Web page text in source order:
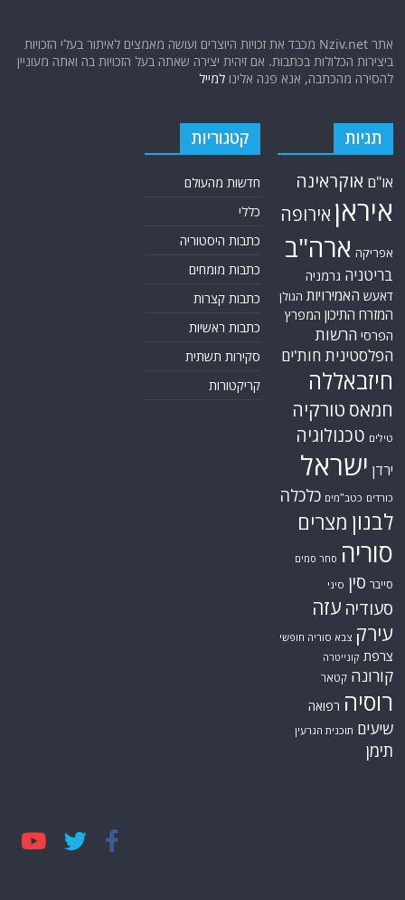
אתר Nziv.net מכבד את זכויות היוצרים ועושה מאמצים לאיתור בעלי הזכויות
ביצירות הכלולות בכתבות. אם זיהית יצירה שאתה בעל הזכויות בה ואתה מעוניין
להסירה מהכתבה, אנא פנה אלינולמייל
תגיות
או"ם אוקראינה
איראן אירופה
אפריקה ארה"ב
בריטניה גרמניה
דאעש האמירויות הגולן
המזרח התיכון המפרץ
הפרסי הרשות
הפלסטינית חות'ים
חיזבאללה
חמאס טורקיה
טילים טכנולוגיה
ירדן ישראל
כורדים כטב"מים כלכלה
לבנון מצרים
סוריה סחר סמים
סייבר סין סיני
סעודיה עזה
עירק צבא סוריה חופשי
צרפת קונייטרה
קורונה קטאר
רוסיה רפואה
שיעים תוכנית הגרעין
תימן
קטגוריות
חדשות מהעולם
כללי
כתבות היסטוריה
כתבות מומחים
כתבות קצרות
כתבות ראשיות
סקירות תשתית
קריקטורות